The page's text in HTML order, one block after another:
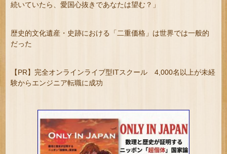
続いていたら、愛国心抜きであなたは望む？」
歴史的文化遺産・史跡における「二重価格」は世界では一般的
だった
【PR】完全オンラインライブ型ITスクール 4,000名以上が未経
験からエンジニア転職に成功